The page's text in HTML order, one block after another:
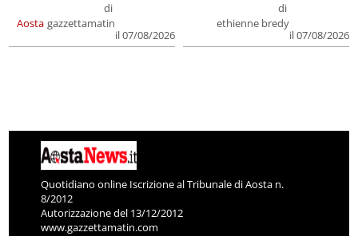
Aosta
di
gazzettamatin
il 07/08/2026
di
ethienne bredy
il 07/08/2026
Quotidiano online Iscrizione al Tribunale di Aosta n.
8/2012
Autorizzazione del 13/12/2012
www.gazzettamatin.com